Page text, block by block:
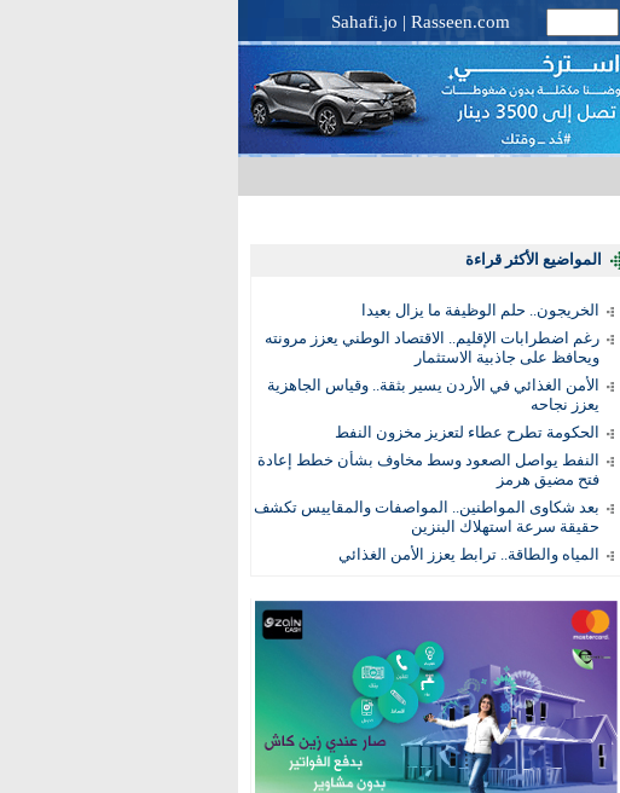
Sahafi.jo | Rasseen.com
المواضيع الأكثر قراءة
الخريجون.. حلم الوظيفة ما يزال بعيدا
رغم اضطرابات الإقليم.. الاقتصاد الوطني يعزز مرونته
ويحافظ على جاذبية الاستثمار
الأمن الغذائي في الأردن يسير بثقة.. وقياس الجاهزية
يعزز نجاحه
الحكومة تطرح عطاء لتعزيز مخزون النفط
النفط يواصل الصعود وسط مخاوف بشأن خطط إعادة
فتح مضيق هرمز
بعد شكاوى المواطنين.. المواصفات والمقاييس تكشف
حقيقة سرعة استهلاك البنزين
المياه والطاقة.. ترابط يعزز الأمن الغذائي